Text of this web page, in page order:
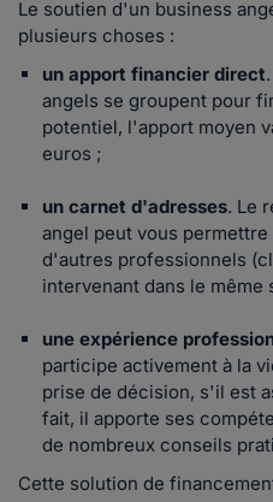
Le soutien d'un business
plusieurs choses :
un apport financier direct
angels se groupent pour
potentiel, l'apport moyen
euros ;
un carnet d'adresses. Le
angel peut vous
d'autres professionnels
intervenant dans le
une expérience
participe activement à la
prise de décision, s'il est
fait, il apporte ses
de nombreux conseils
Cette solution de